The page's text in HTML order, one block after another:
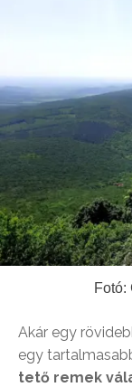
Fotó:
Akár egy
egy
tető remek